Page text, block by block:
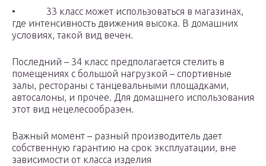
• 33 класс может использоваться в магазинах,
где интенсивность движения высока. В домашних
условиях, такой вид вечен.
Последний – 34 класс предполагается стелить в
помещениях с большой нагрузкой – спортивные
залы, рестораны с танцевальными площадками,
автосалоны, и прочее. Для домашнего использования
этот вид нецелесообразен.
Важный момент – разный производитель дает
собственную гарантию на срок эксплуатации, вне
зависимости от класса изделия